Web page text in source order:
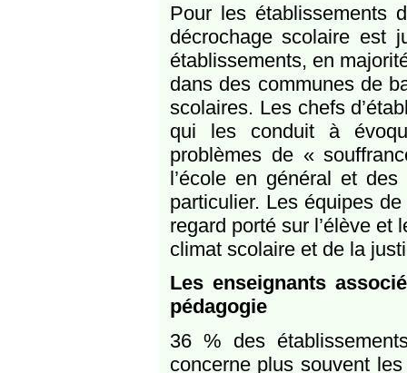
Pour les établissements
décrochage scolaire est
établissements, en
dans des communes de
scolaires. Les chefs
qui les conduit à
problèmes de «
l’école en général et
particulier. Les équipes
regard porté sur l’élève et
climat scolaire et de la
Les enseignants
pédagogie
36 % des
concerne plus souvent